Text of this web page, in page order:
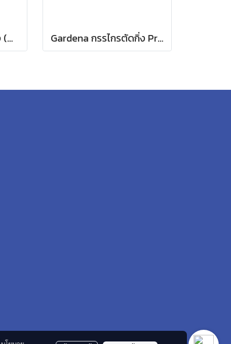
Gardena กรรไกรตัดกิ่ง (08853-34) Gardena กรรไกรตัดกิ่ง PremiumCut Pro -สำหรับตัดกิ่งกว้างสูงสุด 24 มม. (12251-20)